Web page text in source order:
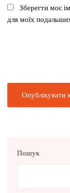
Зберегти моє
для моїх
Пошук